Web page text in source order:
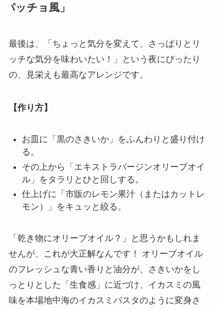
パッチョ風」
最後は、「ちょっと気分を変えて、さっぱりとリ
ッチな気分を味わいたい！」という夜にぴったり
の、見栄えも最高なアレンジです。
【作り方】
お皿に「黒のさきいか」をふんわりと盛り付け
る。
その上から「エキストラバージンオリーブオイ
ル」をタラリとひと回しする。
仕上げに「市販のレモン果汁（またはカットレ
モン）」をキュッと絞る。
「乾き物にオリーブオイル？」と思うかもしれま
せんが、これが大正解なんです！ オリーブオイル
のフレッシュな青い香りと油分が、さきいかをし
っとりとした「生食感」に近づけ、イカスミの風
味を本場地中海のイカスミパスタのように変身さ